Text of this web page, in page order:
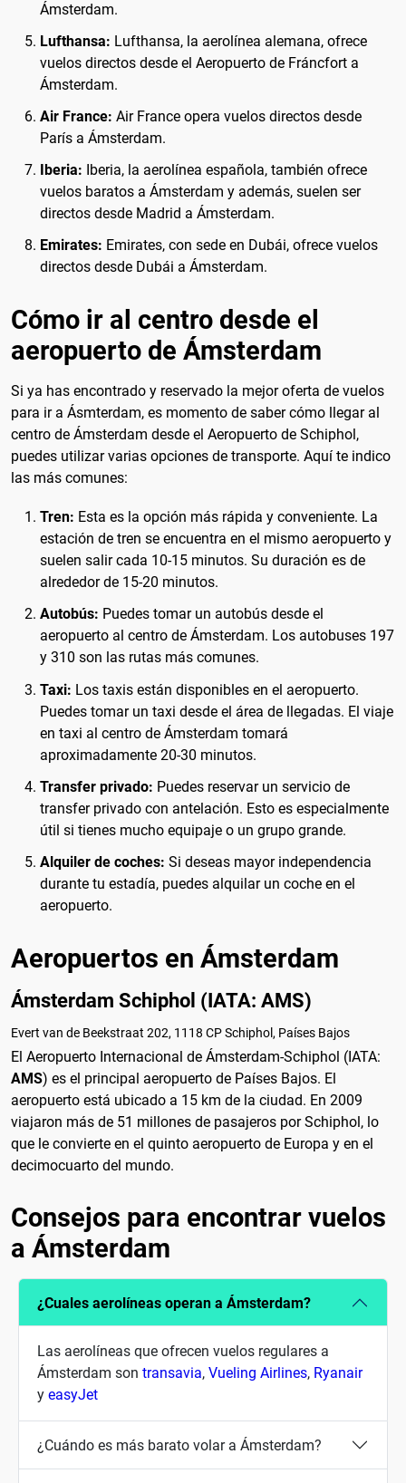
Ámsterdam.
Lufthansa: Lufthansa, la aerolínea alemana, ofrece
vuelos directos desde el Aeropuerto de Fráncfort a
Ámsterdam.
Air France: Air France opera vuelos directos desde
París a Ámsterdam.
Iberia: Iberia, la aerolínea española, también ofrece
vuelos baratos a Ámsterdam y además, suelen ser
directos desde Madrid a Ámsterdam.
Emirates: Emirates, con sede en Dubái, ofrece vuelos
directos desde Dubái a Ámsterdam.
Cómo ir al centro desde el
aeropuerto de Ámsterdam
Si ya has encontrado y reservado la mejor oferta de vuelos
para ir a Ásmterdam, es momento de saber cómo llegar al
centro de Ámsterdam desde el Aeropuerto de Schiphol,
puedes utilizar varias opciones de transporte. Aquí te indico
las más comunes:
Tren: Esta es la opción más rápida y conveniente. La
estación de tren se encuentra en el mismo aeropuerto y
suelen salir cada 10-15 minutos. Su duración es de
alrededor de 15-20 minutos.
Autobús: Puedes tomar un autobús desde el
aeropuerto al centro de Ámsterdam. Los autobuses 197
y 310 son las rutas más comunes.
Taxi: Los taxis están disponibles en el aeropuerto.
Puedes tomar un taxi desde el área de llegadas. El viaje
en taxi al centro de Ámsterdam tomará
aproximadamente 20-30 minutos.
Transfer privado: Puedes reservar un servicio de
transfer privado con antelación. Esto es especialmente
útil si tienes mucho equipaje o un grupo grande.
Alquiler de coches: Si deseas mayor independencia
durante tu estadía, puedes alquilar un coche en el
aeropuerto.
Aeropuertos en Ámsterdam
Ámsterdam Schiphol (IATA: AMS)
Evert van de Beekstraat 202, 1118 CP Schiphol, Países Bajos
El Aeropuerto Internacional de Ámsterdam-Schiphol (IATA:
AMS) es el principal aeropuerto de Países Bajos. El
aeropuerto está ubicado a 15 km de la ciudad. En 2009
viajaron más de 51 millones de pasajeros por Schiphol, lo
que le convierte en el quinto aeropuerto de Europa y en el
decimocuarto del mundo.
Consejos para encontrar vuelos
a Ámsterdam
¿Cuales aerolíneas operan a Ámsterdam?
Las aerolíneas que ofrecen vuelos regulares a
Ámsterdam son transavia, Vueling Airlines, Ryanair
y easyJet
¿Cuándo es más barato volar a Ámsterdam?